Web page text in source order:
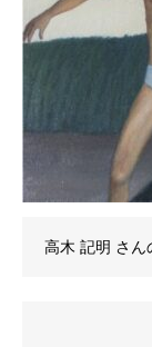
高木 記明 さん